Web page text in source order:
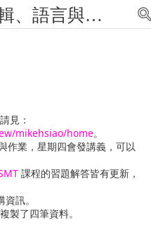
2017「邏輯、語言與計算」暑期研習營 (FLOLAC'17)
見：
mikehsiao/home。
作業，星期四會發講義，可以
課程的習題解答皆有更新，
資訊。
製了四筆資料。